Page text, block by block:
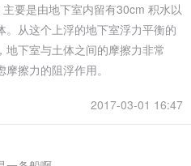
要是由地下室内留有30cm 积水以
。从这个上浮的地下室浮力平衡的
地下室与土体之间的摩擦力非常
摩擦力的阻浮作用。
2017-03-01 16:47